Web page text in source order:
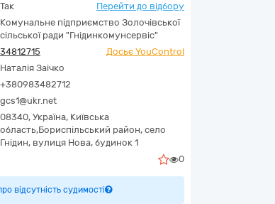
Так Перейти до відбору
Комунальне підприємство Золочівської
сільської ради "Гнідинкомунсервіс"
34812715
Досьє YouControl
Наталія Заічко
+380983482712
gcs1@ukr.net
08340, Україна, Київська
область,Бориспільський район, село
Гнідин, вулиця Нова, будинок 1
0
відсутність судимості